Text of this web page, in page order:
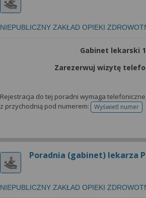
Gabinet lekarski 1
Zarezerwuj wizytę
Rejestracja do tej poradni wymaga
z przychodnią pod numerem:
Wyświetl numer
telefonu
Poradnia (gabinet) lekarza
NIEPUBLICZNY ZAKŁAD OPIEKI